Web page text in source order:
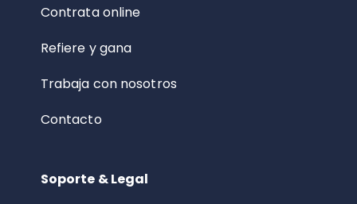
Contrata online
Refiere y gana
Trabaja con nosotros
Contacto
Soporte & Legal